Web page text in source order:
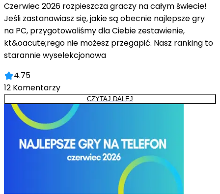
Czerwiec 2026 rozpieszcza graczy na całym świecie!
Jeśli zastanawiasz się, jakie są obecnie najlepsze gry
na PC, przygotowaliśmy dla Ciebie zestawienie,
kt&oacute;rego nie możesz przegapić. Nasz ranking to
starannie wyselekcjonowa
4.75
12 Komentarzy
CZYTAJ DALEJ